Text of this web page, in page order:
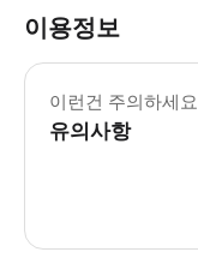
이용정보
이런건 주의하세요
유의사항